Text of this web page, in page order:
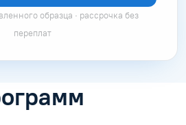
образца · рассрочка без
переплат